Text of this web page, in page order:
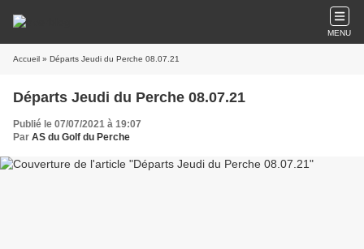
MENU
Accueil » Départs Jeudi du Perche 08.07.21
Départs Jeudi du Perche 08.07.21
Publié le 07/07/2021 à 19:07
Par AS du Golf du Perche